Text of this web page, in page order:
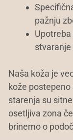
pažnju
stvaranje
Naša koža je
kože
starenja su
osetljiva zona
brinemo o